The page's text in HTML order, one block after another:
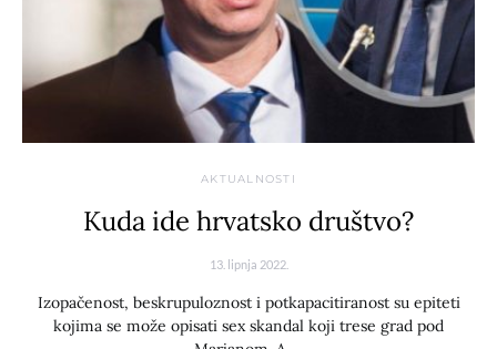
AKTUALNOSTI
Kuda ide hrvatsko društvo?
13. lipnja 2022.
Izopačenost, beskrupuloznost i potkapacitiranost su epiteti
kojima se može opisati sex skandal koji trese grad pod